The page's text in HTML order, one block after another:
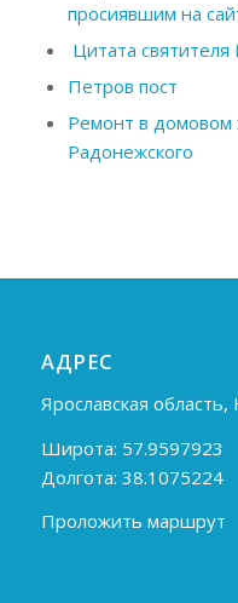
просиявшим на
Цитата святителя
Петров пост
Ремонт в домовом
Радонежского
АДРЕС
Ярославская
Широта: 57.9597923
Долгота: 38.1075224
Проложить маршрут